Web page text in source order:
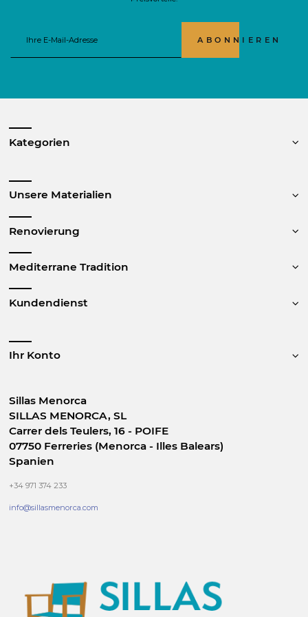
ABONNIEREN
Kategorien
Unsere Materialien
Renovierung
Mediterrane Tradition
Kundendienst
Ihr Konto
Sillas Menorca
SILLAS MENORCA, SL
Carrer dels Teulers, 16 - POIFE
07750 Ferreries (Menorca - Illes Balears)
Spanien
+34 971 374 233
info@sillasmenorca.com